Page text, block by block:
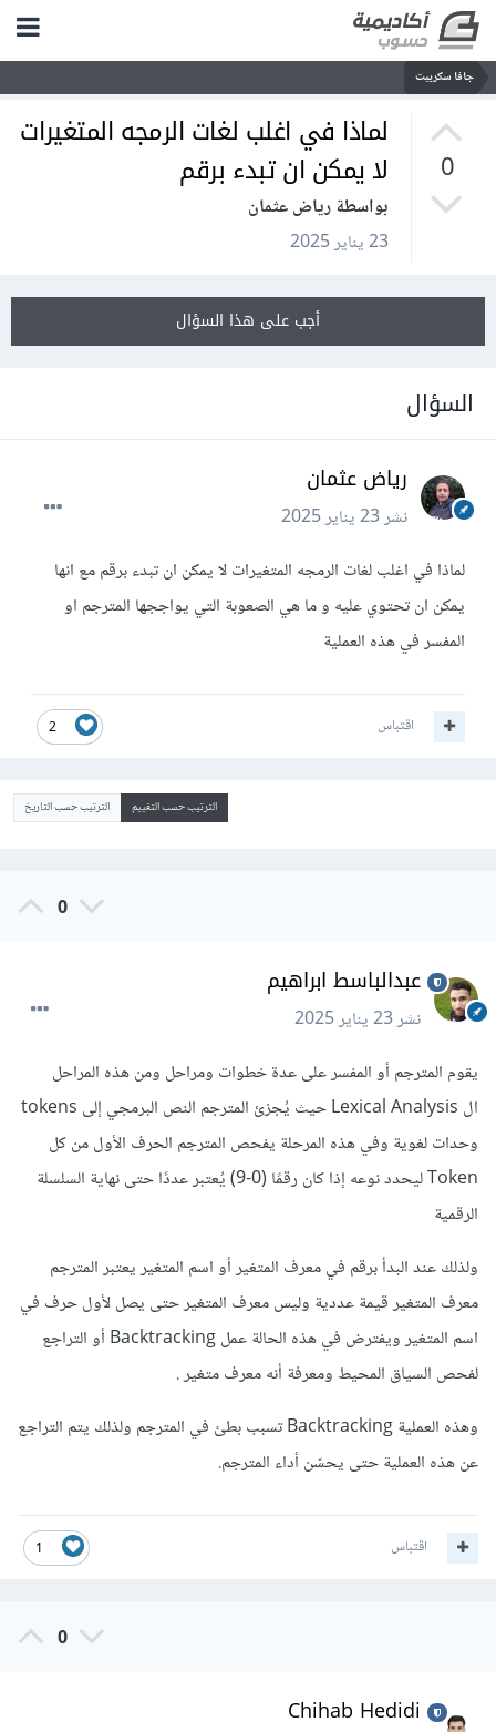
جافا سكريبت
0
لماذا في اغلب لغات الرمجه المتغيرات
لا يمكن ان تبدء برقم
بواسطة رياض عثمان
23 يناير 2025
أجب على هذا السؤال
السؤال
رياض عثمان
نشر23 يناير 2025
لماذا في اغلب لغات الرمجه المتغيرات لا يمكن ان تبدء برقم مع انها
يمكن ان تحتوي عليه و ما هي الصعوبة التي يواججها المترجم او
المفسر في هذه العملية
2 اقتباس
الترتيب حسب التقييم الترتيب حسب التاريخ
0
عبدالباسط ابراهيم
نشر23 يناير 2025
يقوم المترجم أو المفسر على عدة خطوات ومراحل ومن هذه المراحل
ال Lexical Analysis حيث يُجزئ المترجم النص البرمجي إلى tokens
وحدات لغوية وفي هذه المرحلة يفحص المترجم الحرف الأول من كل
Token ليحدد نوعه إذا كان رقمًا (0-9) يُعتبر عددًا حتى نهاية السلسلة
الرقمية
ولذلك عند البدأ برقم في معرف المتغير أو اسم المتغير يعتبر المترجم
معرف المتغير قيمة عددية وليس معرف المتغير حتى يصل لأول حرف في
اسم المتغير ويفترض في هذه الحالة عمل Backtracking أو التراجع
لفحص السياق المحيط ومعرفة أنه معرف متغير .
وهذه العملية Backtracking تسبب بطئ في المترجم ولذلك يتم التراجع
عن هذه العملية حتى يحسّن أداء المترجم.
1 اقتباس
0
Chihab Hedidi